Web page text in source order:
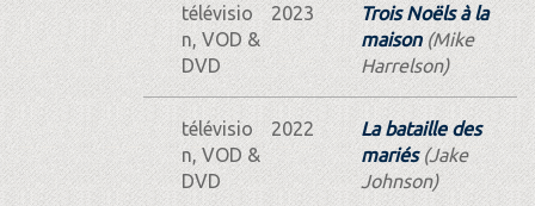
télévisio
n, VOD &
DVD
2023
Trois Noëls à la
maison(Mike
Harrelson)
télévisio
n, VOD &
DVD
2022
La bataille des
mariés(Jake
Johnson)